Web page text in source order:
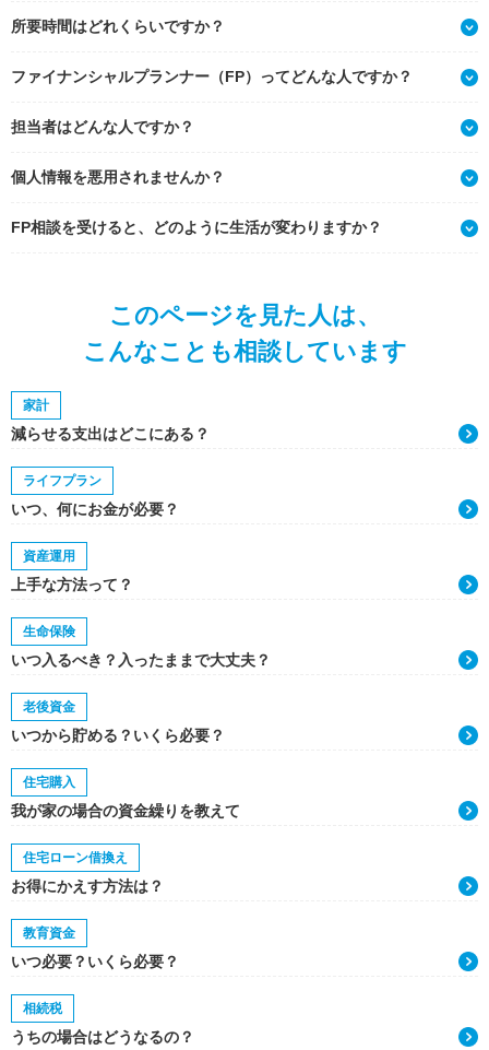
所要時間はどれくらいですか？
ファイナンシャルプランナー（FP）ってどんな人ですか？
担当者はどんな人ですか？
個人情報を悪用されませんか？
FP相談を受けると、どのように生活が変わりますか？
このページを見た人は、
こんなことも相談しています
家計
減らせる支出はどこにある？
ライフプラン
いつ、何にお金が必要？
資産運用
上手な方法って？
生命保険
いつ入るべき？入ったままで大丈夫？
老後資金
いつから貯める？いくら必要？
住宅購入
我が家の場合の資金繰りを教えて
住宅ローン借換え
お得にかえす方法は？
教育資金
いつ必要？いくら必要？
相続税
うちの場合はどうなるの？